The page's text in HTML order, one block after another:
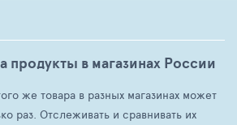
продукты в магазинах России
же товара в разных магазинах может
раз. Отслеживать и сравнивать их